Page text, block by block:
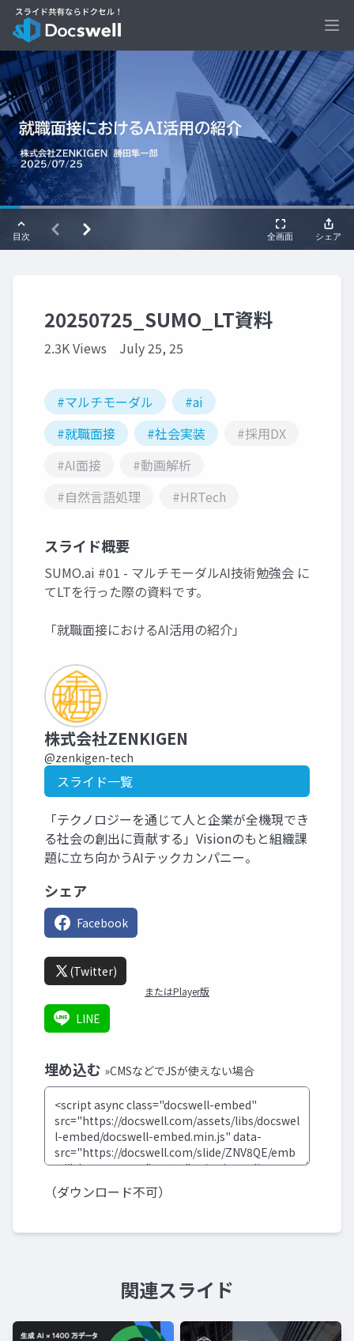
20250725_SUMO_LT資料
2.3K Views July 25, 25
#マルチモーダル
#ai
#就職面接
#社会実装
#採用DX
#AI面接
#動画解析
#自然言語処理
#HRTech
スライド概要
SUMO.ai #01 - マルチモーダルAI技術勉強会 に
てLTを行った際の資料です。
「就職面接におけるAI活用の紹介」
株式会社ZENKIGEN
@zenkigen-tech
スライド一覧
「テクノロジーを通じて人と企業が全機現でき
る社会の創出に貢献する」Visionのもと組織課
題に立ち向かうAIテックカンパニー。
シェア
Facebook
(Twitter)
またはPlayer版
LINE
埋め込む »CMSなどでJSが使えない場合
（ダウンロード不可）
関連スライド